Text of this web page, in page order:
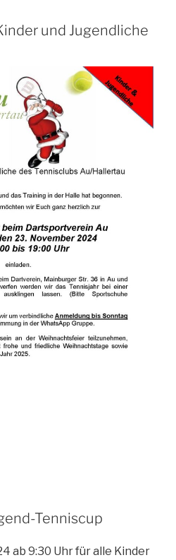
und Jugendliche
Tenniscup
ab 9:30 Uhr für alle Kinder